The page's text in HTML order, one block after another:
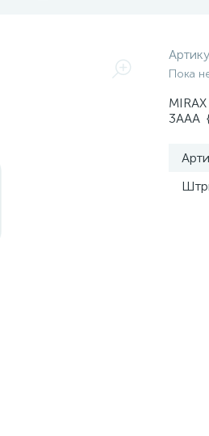
Пока
3ААА